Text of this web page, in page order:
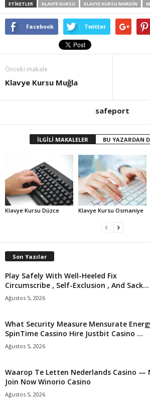
ETİKETLER KLAVYE KURSU KLAVYE KURSU MARDIN
Facebook Twitter
Önceki makale
Klavye Kursu Muğla
safeport
İLGİLİ MAKALELER BU YAZARDAN
Klavye Kursu Düzce Klavye Kursu Osmaniye
Son Yazılar
Play Safely With Well-Heeled Fix
Circumscribe , Self-Exclusion , And Sack...
Ağustos 5, 2026
What Security Measure Mensurate
SpinTime Cassino Hire Justbit Casino ...
Ağustos 5, 2026
Waarop Te Letten Nederlands Casino —
Join Now Winorio Casino
Ağustos 5, 2026